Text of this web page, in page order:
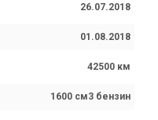
26.07.2018
01.08.2018
42500 км
1600 см3 бензин